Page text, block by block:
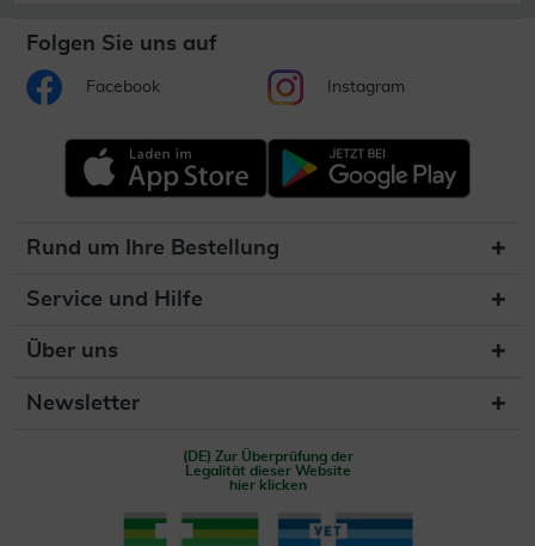
Folgen Sie uns auf
Facebook Instagram
Rund um Ihre Bestellung
Service und Hilfe
Über uns
Newsletter
(DE) Zur Überprüfung der
Legalität dieser Website
hier klicken